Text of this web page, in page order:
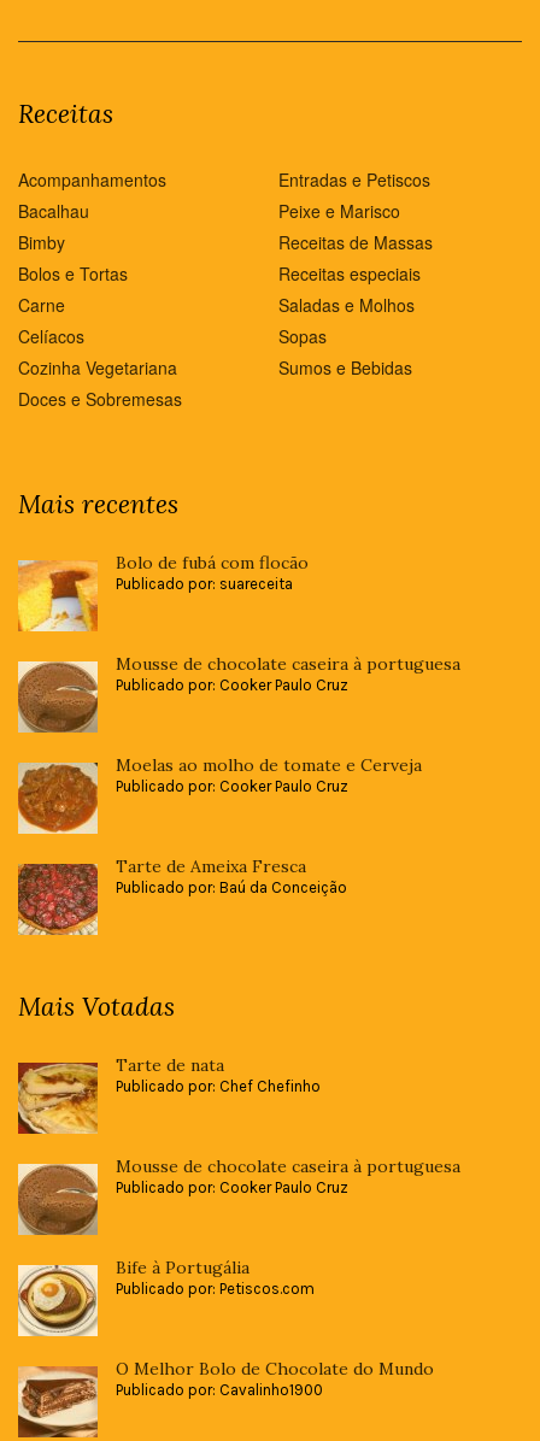
Receitas
Acompanhamentos
Bacalhau
Bimby
Bolos e Tortas
Carne
Celíacos
Cozinha Vegetariana
Doces e Sobremesas
Entradas e Petiscos
Peixe e Marisco
Receitas de Massas
Receitas especiais
Saladas e Molhos
Sopas
Sumos e Bebidas
Mais recentes
Bolo de fubá com flocão
Publicado por: suareceita
Mousse de chocolate caseira à portuguesa
Publicado por: Cooker Paulo Cruz
Moelas ao molho de tomate e Cerveja
Publicado por: Cooker Paulo Cruz
Tarte de Ameixa Fresca
Publicado por: Baú da Conceição
Mais Votadas
Tarte de nata
Publicado por: Chef Chefinho
Mousse de chocolate caseira à portuguesa
Publicado por: Cooker Paulo Cruz
Bife à Portugália
Publicado por: Petiscos.com
O Melhor Bolo de Chocolate do Mundo
Publicado por: Cavalinho1900